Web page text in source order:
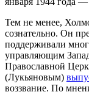
Тем не менее,
сознательно. Он
поддерживали
управляющим
Православной
(Лукьяновым)
воззвание. По